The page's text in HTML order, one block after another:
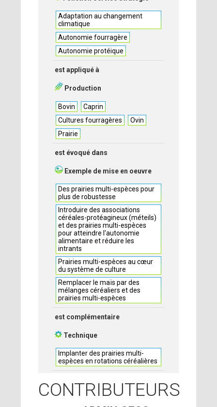
Adaptation au changement
climatique
Autonomie fourragère
Autonomie protéique
est appliqué à
Production
Bovin
Caprin
Cultures fourragères
Ovin
Prairie
est évoqué dans
Exemple de mise en oeuvre
Des prairies multi-espèces pour
plus de robustesse
Introduire des associations
céréales-protéagineux (méteils)
et des prairies multi-espèces
pour atteindre l'autonomie
alimentaire et réduire les
intrants
Prairies multi-espèces au cœur
du système de culture
Remplacer le maïs par des
mélanges céréaliers et des
prairies multi-espèces
est complémentaire
Technique
Implanter des prairies multi-
espèces en rotations céréalières
CONTRIBUTEURS